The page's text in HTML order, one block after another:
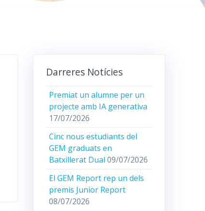
Darreres Notícies
Premiat un alumne per un
projecte amb IA generativa
17/07/2026
Cinc nous estudiants del
GEM graduats en
Batxillerat Dual 09/07/2026
El GEM Report rep un dels
premis Junior Report
08/07/2026